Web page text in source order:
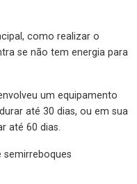
como realizar o
se não tem energia para
um equipamento
até 30 dias, ou em sua
até 60 dias.